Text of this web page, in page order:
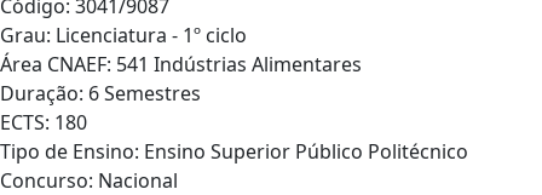
Código: 3041/9087
Grau: Licenciatura - 1º ciclo
Área CNAEF: 541 Indústrias Alimentares
Duração: 6 Semestres
ECTS: 180
Tipo de Ensino: Ensino Superior Público Politécnico
Concurso: Nacional